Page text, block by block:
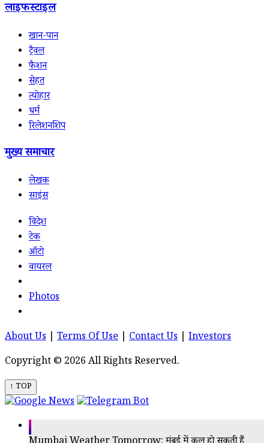
लाइफस्टाइल
खान-पान
ट्रैवल
फैशन
सेहत
त्योहार
धर्म
रिलेशनशिप
मुख्य समाचार
लेखक
साइंस
विदेश
टेक
ऑटो
वायरल
Photos
About Us Terms Of Use Contact Us
Investors
Copyright © 2026 All Rights Reserved.
↑ TOP